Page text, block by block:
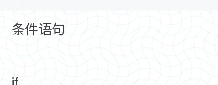
条件语句
if